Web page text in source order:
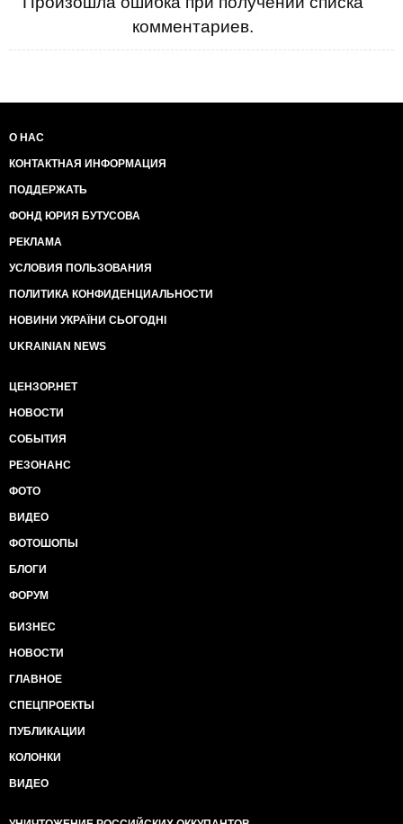
комментариев.
О НАС
КОНТАКТНАЯ ИНФОРМАЦИЯ
ПОДДЕРЖАТЬ
ФОНД ЮРИЯ БУТУСОВА
РЕКЛАМА
УСЛОВИЯ ПОЛЬЗОВАНИЯ
ПОЛИТИКА КОНФИДЕНЦИАЛЬНОСТИ
НОВИНИ УКРАЇНИ СЬОГОДНІ
UKRAINIAN NEWS
ЦЕНЗОР.НЕТ
НОВОСТИ
СОБЫТИЯ
РЕЗОНАНС
ФОТО
ВИДЕО
ФОТОШОПЫ
БЛОГИ
ФОРУМ
БИЗНЕС
НОВОСТИ
ГЛАВНОЕ
СПЕЦПРОЕКТЫ
ПУБЛИКАЦИИ
КОЛОНКИ
ВИДЕО